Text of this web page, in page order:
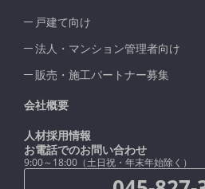
戸建て向け
法人・マンション管理者向け
販売・施工パートナー募集
会社概要
人材採用情報
お電話でのお問い合わせ
9:00～18:00（土日祝・年末年始除く）